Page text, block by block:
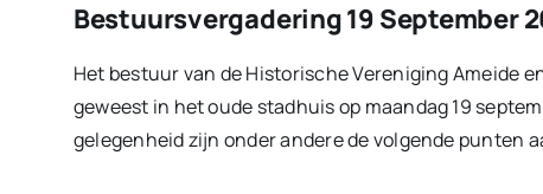
Bestuursvergadering 19 September
Het bestuur van de Historische Vereniging Ameide
geweest in het oude stadhuis op maandag 19
gelegenheid zijn onder andere de volgende punten